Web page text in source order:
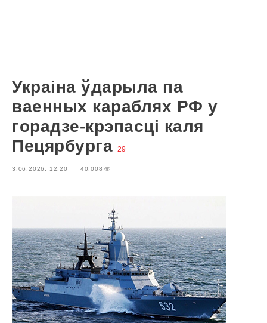
Украіна ўдарыла па
ваенных караблях РФ у
горадзе-крэпасці каля
Пецярбурга 29
3.06.2026, 12:20 40,008